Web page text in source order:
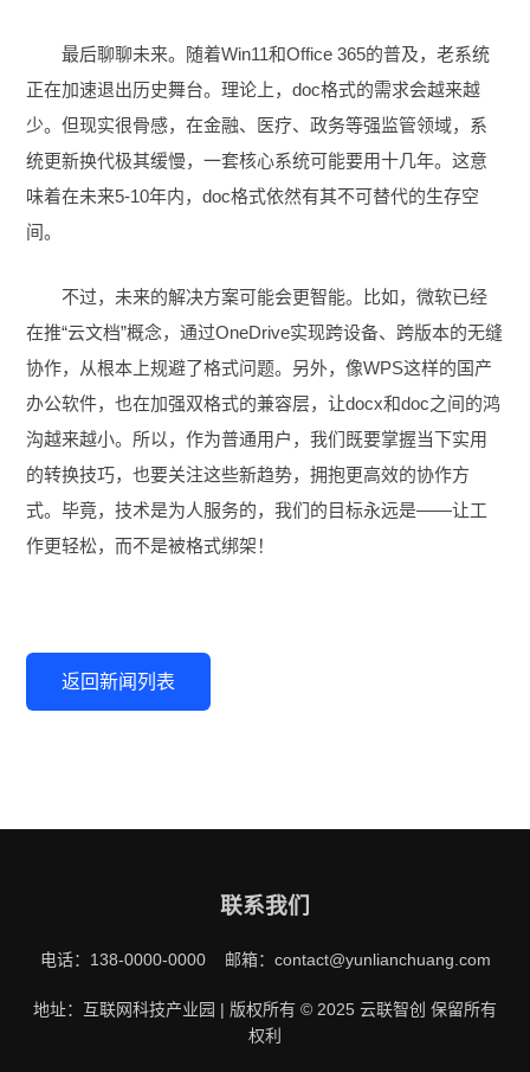
最后聊聊未来。随着Win11和Office 365的普及，老系统
正在加速退出历史舞台。理论上，doc格式的需求会越来越
少。但现实很骨感，在金融、医疗、政务等强监管领域，系
统更新换代极其缓慢，一套核心系统可能要用十几年。这意
味着在未来5-10年内，doc格式依然有其不可替代的生存空
间。
不过，未来的解决方案可能会更智能。比如，微软已经
在推“云文档”概念，通过OneDrive实现跨设备、跨版本的无缝
协作，从根本上规避了格式问题。另外，像WPS这样的国产
办公软件，也在加强双格式的兼容层，让docx和doc之间的鸿
沟越来越小。所以，作为普通用户，我们既要掌握当下实用
的转换技巧，也要关注这些新趋势，拥抱更高效的协作方
式。毕竟，技术是为人服务的，我们的目标永远是——让工
作更轻松，而不是被格式绑架！
返回新闻列表
联系我们
电话：138-0000-0000 邮箱：contact@yunlianchuang.com
地址：互联网科技产业园 | 版权所有 © 2025 云联智创 保留所有
权利